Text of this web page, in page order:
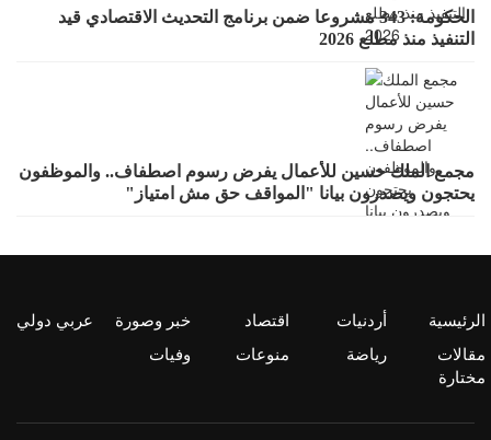
الحكومة: 343 مشروعا ضمن برنامج التحديث الاقتصادي قيد
التنفيذ منذ مطلع 2026
مجمع الملك حسين للأعمال يفرض رسوم اصطفاف.. والموظفون
يحتجون ويصدرون بيانا "المواقف حق مش امتياز"
الرئيسية أردنيات اقتصاد خبر وصورة
عربي دولي
مقالات
مختارة
رياضة منوعات وفيات